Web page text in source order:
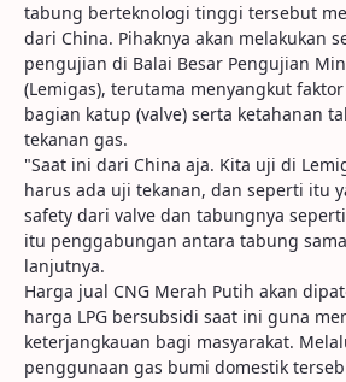
tabung berteknologi tinggi tersebut
dari China. Pihaknya akan melakukan
pengujian di Balai Besar Pengujian
(Lemigas), terutama menyangkut
bagian katup (valve) serta ketahanan
tekanan gas.
"Saat ini dari China aja. Kita uji di
harus ada uji tekanan, dan seperti itu
safety dari valve dan tabungnya
itu penggabungan antara tabung
lanjutnya.
Harga jual CNG Merah Putih akan
harga LPG bersubsidi saat ini guna
keterjangkauan bagi masyarakat.
penggunaan gas bumi domestik